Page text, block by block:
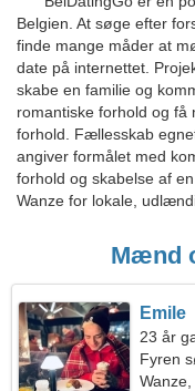
Belgien. At søge efter
finde mange måder at
date på internettet.
skabe en familie og
romantiske forhold og
forhold. Fællesskab
angiver formålet med
forhold og skabelse af
Wanze for lokale,
Mænd
Emile
23 år
Fyren